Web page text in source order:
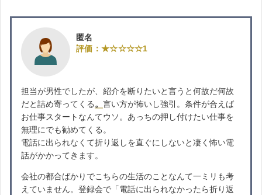
匿名
評価：★☆☆☆☆1
担当が男性でしたが、紹介を断りたいと言うと何故だ何故
だと詰め寄ってくる。 言い方が怖いし強引。条件が合えば
お仕事スタートなんてウソ。あっちの押し付けたい仕事を
無理にでも勧めてくる。
電話に出られなくて折り返しを直ぐにしないと凄く怖い電
話がかかってきます。
会社の都合ばかりでこちらの生活のことなんて一ミリも考
えていません。登録会で「電話に出られなかったら折り返